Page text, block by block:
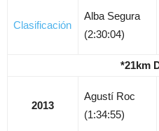
Clasificación
Alba Segura
(2:30:04)
*21km
2013
Agustí Roc
(1:34:55)